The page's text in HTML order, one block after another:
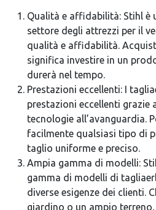
Qualità e affidabilità: Stihl è
settore degli attrezzi per il
qualità e affidabilità.
significa investire in un
durerà nel tempo.
Prestazioni eccellenti: I
prestazioni eccellenti grazie
tecnologie all’avanguardia.
facilmente qualsiasi tipo di
taglio uniforme e preciso.
Ampia gamma di modelli:
gamma di modelli di
diverse esigenze dei clienti.
giardino o un ampio